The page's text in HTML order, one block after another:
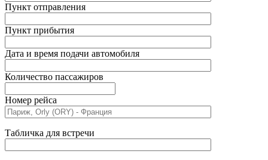
Пункт отправления
Пункт прибытия
Дата и время подачи автомобиля
Количество пассажиров
Номер рейса
Табличка для встречи